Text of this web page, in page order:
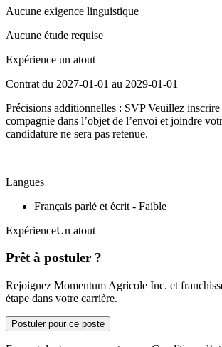
Aucune exigence linguistique
Aucune étude requise
Expérience un atout
Contrat du 2027-01-01 au 2029-01-01
Précisions additionnelles : SVP Veuillez
compagnie dans l’objet de l’envoi et joindre
candidature ne sera pas retenue.
Langues
Français parlé et écrit - Faible
ExpérienceUn atout
Prêt à postuler ?
Rejoignez Momentum Agricole Inc. et
étape dans votre carrière.
Postuler pour ce poste